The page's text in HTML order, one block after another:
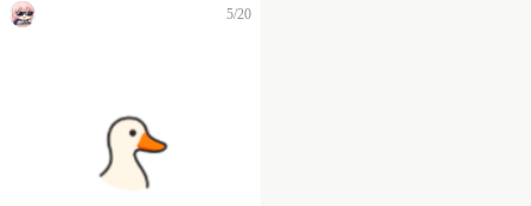
5/20